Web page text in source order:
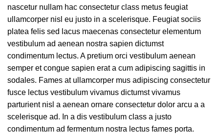
nascetur nullam hac consectetur class metus feugiat
ullamcorper nisl eu justo in a scelerisque. Feugiat sociis
platea felis sed lacus maecenas consectetur elementum
vestibulum ad aenean nostra sapien dictumst
condimentum lectus. A pretium orci vestibulum aenean
semper et congue sapien erat a cum adipiscing sagittis in
sodales. Fames at ullamcorper mus adipiscing consectetur
fusce lectus vestibulum vivamus dictumst vivamus
parturient nisl a aenean ornare consectetur dolor arcu a a
scelerisque ad. In a dis vestibulum class a justo
condimentum ad fermentum nostra lectus fames porta.